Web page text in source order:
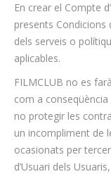
En crear el Compte
presents Condicions
dels serveis o
aplicables.
FILMCLUB no es
com a conseqüència
no protegir les
un incompliment de
ocasionats per
d’Usuari dels